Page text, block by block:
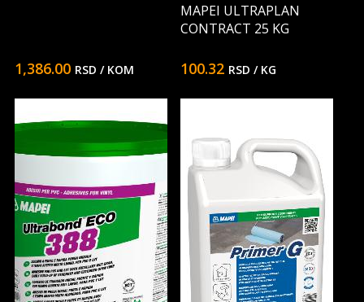
1,386.00 RSD / KOM
MAPEI ULTRAPLAN
CONTRACT 25 KG
100.32 RSD / KG